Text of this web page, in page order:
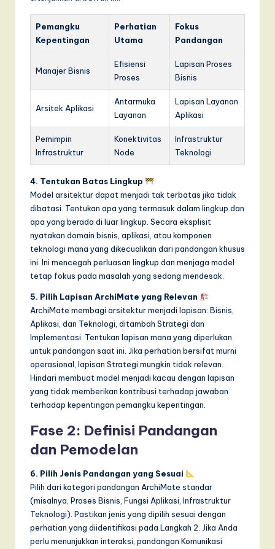
Pemangku
Kepentingan
Perhatian
Utama
Fokus
Pandangan
Manajer Bisnis
Efisiensi
Proses
Lapisan Proses
Bisnis
Arsitek Aplikasi
Antarmuka
Layanan
Lapisan Layanan
Aplikasi
Pemimpin
Infrastruktur
Konektivitas
Node
Infrastruktur
Teknologi
4. Tentukan Batas Lingkup
Model arsitektur dapat menjadi tak terbatas jika tidak
dibatasi. Tentukan apa yang termasuk dalam lingkup dan
apa yang berada di luar lingkup. Secara eksplisit
nyatakan domain bisnis, aplikasi, atau komponen
teknologi mana yang dikecualikan dari pandangan khusus
ini. Ini mencegah perluasan lingkup dan menjaga model
tetap fokus pada masalah yang sedang mendesak.
5. Pilih Lapisan ArchiMate yang Relevan
ArchiMate membagi arsitektur menjadi lapisan: Bisnis,
Aplikasi, dan Teknologi, ditambah Strategi dan
Implementasi. Tentukan lapisan mana yang diperlukan
untuk pandangan saat ini. Jika perhatian bersifat murni
operasional, lapisan Strategi mungkin tidak relevan.
Hindari membuat model menjadi kacau dengan lapisan
yang tidak memberikan kontribusi terhadap jawaban
terhadap kepentingan pemangku kepentingan.
Fase 2: Definisi Pandangan
dan Pemodelan
6. Pilih Jenis Pandangan yang Sesuai
Pilih dari kategori pandangan ArchiMate standar
(misalnya, Proses Bisnis, Fungsi Aplikasi, Infrastruktur
Teknologi). Pastikan jenis yang dipilih sesuai dengan
perhatian yang diidentifikasi pada Langkah 2. Jika Anda
perlu menunjukkan interaksi, pandangan Komunikasi